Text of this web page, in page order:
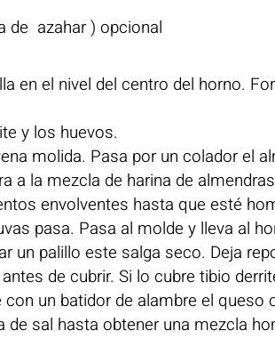
de azahar ) opcional
en el nivel del centro del horno.
y los huevos.
molida. Pasa por un colador el
a la mezcla de harina de
envolventes hasta que esté
pasa. Pasa al molde y lleva al
un palillo este salga seco. Deja
de cubrir. Si lo cubre tibio
un batidor de alambre el queso
de sal hasta obtener una mezcla